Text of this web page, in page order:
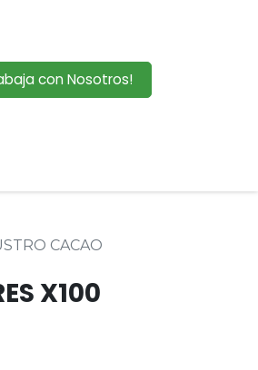
con Nosotros!
CACAO
X100